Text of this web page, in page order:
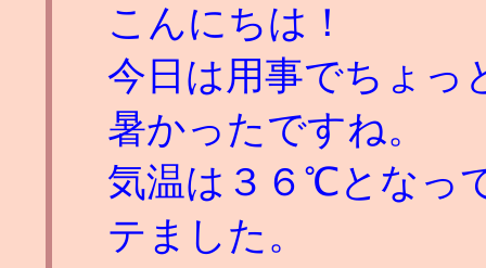
こんにちは！
今日は用事でちょっ
暑かったですね。
気温は３６℃となっ
テました。